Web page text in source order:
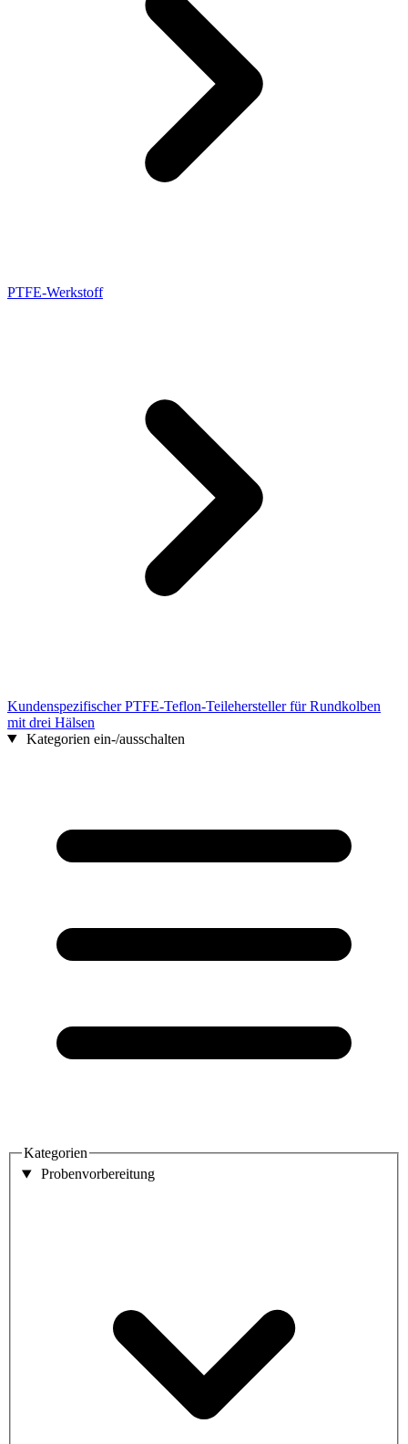
PTFE-Werkstoff
Kundenspezifischer PTFE-Teflon-Teilehersteller für Rundkolben
mit drei Hälsen
Kategorien ein-/ausschalten
Kategorien
Probenvorbereitung